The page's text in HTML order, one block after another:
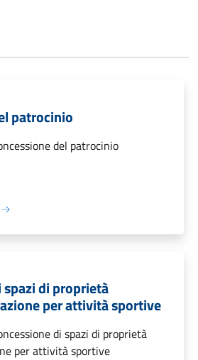
patrocinio
del patrocinio
spazi di proprietà
per attività sportive
di spazi di proprietà
per attività sportive